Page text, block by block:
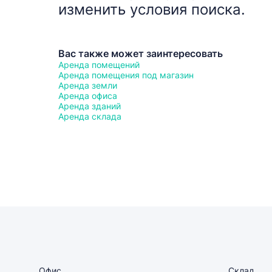
изменить условия поиска.
Вас также может заинтересовать
Аренда помещений
Аренда помещения под магазин
Аренда земли
Аренда офиса
Аренда зданий
Аренда склада